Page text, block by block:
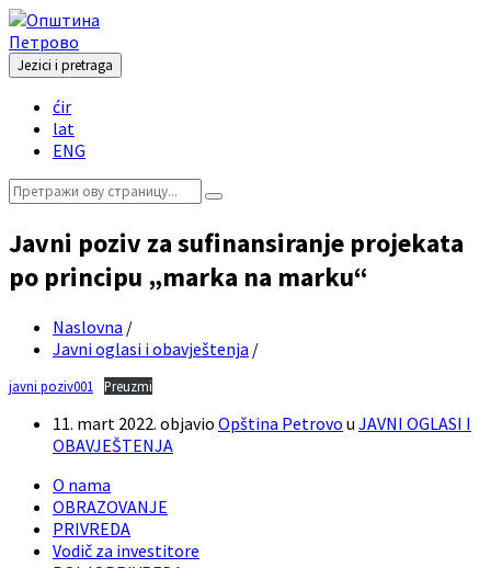
Skip
to
content
Skip
to
left
sidebar
Skip
to
right
sidebar
Skip
to
footer
Jezici i pretraga
Choose
language:
ćir
lat
ENG
Search:
Javni poziv za sufinansiranje projekata
po principu „marka na marku“
Naslovna /
Javni oglasi i obavještenja /
javni poziv001 Preuzmi
11. mart 2022. objavio Opština Petrovo u JAVNI OGLASI I
OBAVJEŠTENJA
O nama
OBRAZOVANJE
PRIVREDA
Vodič za investitore